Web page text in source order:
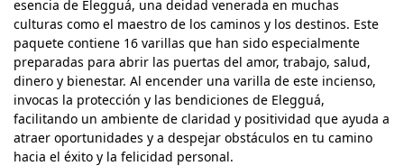
esencia de Elegguá, una deidad venerada en muchas
culturas como el maestro de los caminos y los destinos. Este
paquete contiene 16 varillas que han sido especialmente
preparadas para abrir las puertas del amor, trabajo, salud,
dinero y bienestar. Al encender una varilla de este incienso,
invocas la protección y las bendiciones de Elegguá,
facilitando un ambiente de claridad y positividad que ayuda a
atraer oportunidades y a despejar obstáculos en tu camino
hacia el éxito y la felicidad personal.